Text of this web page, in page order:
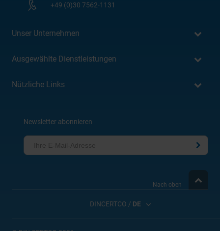
+49 (0)30 7562-1131
Unser Unternehmen
Ausgewählte Dienstleistungen
Nützliche Links
Newsletter abonnieren
Nach oben
DINCERTCO / DE